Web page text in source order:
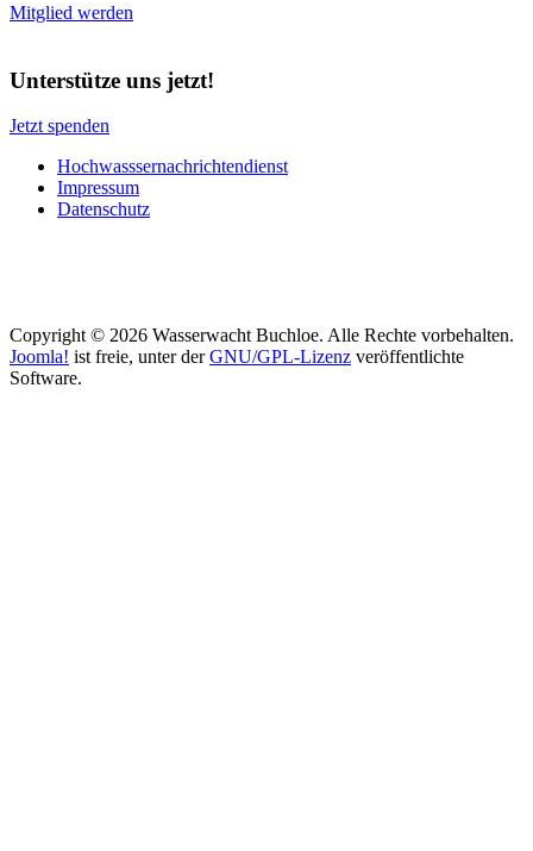
Mitglied werden
Unterstütze uns jetzt!
Jetzt spenden
Hochwasssernachrichtendienst
Impressum
Datenschutz
Copyright © 2026 Wasserwacht Buchloe. Alle Rechte vorbehalten.
Joomla! ist freie, unter derGNU/GPL-Lizenz veröffentlichte
Software.